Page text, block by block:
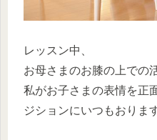
レッスン中、
お母さまのお膝の上での
私がお子さまの表情を正
ジションにいつもおりま